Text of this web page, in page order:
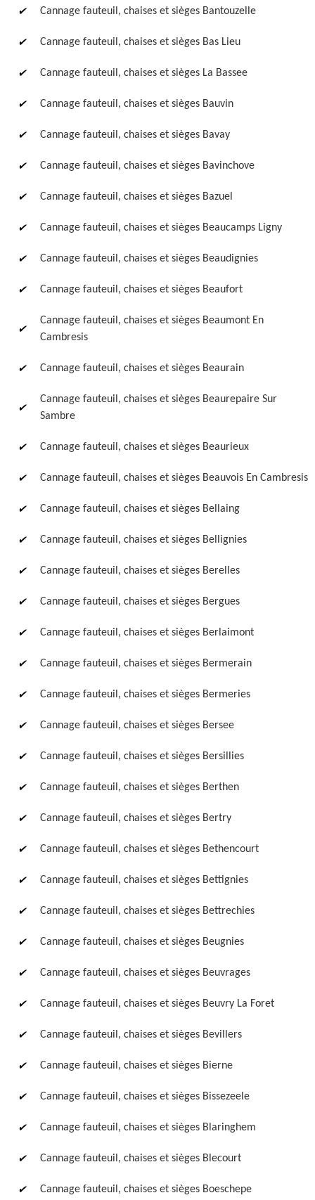
Cannage fauteuil, chaises et sièges Bantouzelle
Cannage fauteuil, chaises et sièges Bas Lieu
Cannage fauteuil, chaises et sièges La Bassee
Cannage fauteuil, chaises et sièges Bauvin
Cannage fauteuil, chaises et sièges Bavay
Cannage fauteuil, chaises et sièges Bavinchove
Cannage fauteuil, chaises et sièges Bazuel
Cannage fauteuil, chaises et sièges Beaucamps Ligny
Cannage fauteuil, chaises et sièges Beaudignies
Cannage fauteuil, chaises et sièges Beaufort
Cannage fauteuil, chaises et sièges Beaumont En
Cambresis
Cannage fauteuil, chaises et sièges Beaurain
Cannage fauteuil, chaises et sièges Beaurepaire Sur
Sambre
Cannage fauteuil, chaises et sièges Beaurieux
Cannage fauteuil, chaises et sièges Beauvois En Cambresis
Cannage fauteuil, chaises et sièges Bellaing
Cannage fauteuil, chaises et sièges Bellignies
Cannage fauteuil, chaises et sièges Berelles
Cannage fauteuil, chaises et sièges Bergues
Cannage fauteuil, chaises et sièges Berlaimont
Cannage fauteuil, chaises et sièges Bermerain
Cannage fauteuil, chaises et sièges Bermeries
Cannage fauteuil, chaises et sièges Bersee
Cannage fauteuil, chaises et sièges Bersillies
Cannage fauteuil, chaises et sièges Berthen
Cannage fauteuil, chaises et sièges Bertry
Cannage fauteuil, chaises et sièges Bethencourt
Cannage fauteuil, chaises et sièges Bettignies
Cannage fauteuil, chaises et sièges Bettrechies
Cannage fauteuil, chaises et sièges Beugnies
Cannage fauteuil, chaises et sièges Beuvrages
Cannage fauteuil, chaises et sièges Beuvry La Foret
Cannage fauteuil, chaises et sièges Bevillers
Cannage fauteuil, chaises et sièges Bierne
Cannage fauteuil, chaises et sièges Bissezeele
Cannage fauteuil, chaises et sièges Blaringhem
Cannage fauteuil, chaises et sièges Blecourt
Cannage fauteuil, chaises et sièges Boeschepe